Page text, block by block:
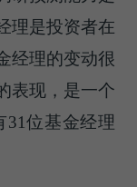
理是投资者在
经理的变动很
表现，是一个
31位基金经理